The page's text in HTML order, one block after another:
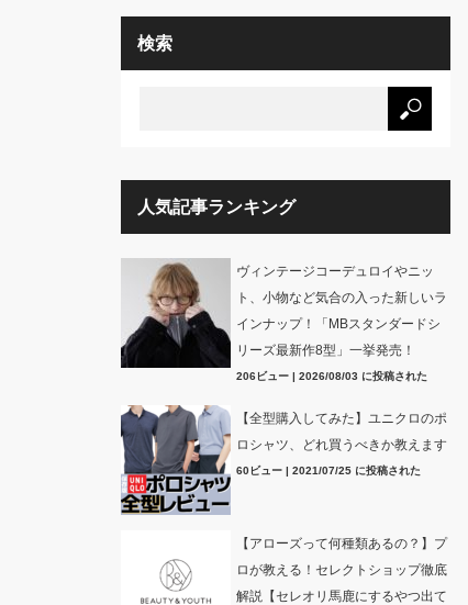
検索
人気記事ランキング
ヴィンテージコーデュロイやニッ
ト、小物など気合の入った新しいラ
インナップ！「MBスタンダードシ
リーズ最新作8型」一挙発売！
206ビュー| 2026/08/03 に投稿された
【全型購入してみた】ユニクロのポ
ロシャツ、どれ買うべきか教えます
60ビュー| 2021/07/25 に投稿された
【アローズって何種類あるの？】プ
ロが教える！セレクトショップ徹底
解説【セレオリ馬鹿にするやつ出て